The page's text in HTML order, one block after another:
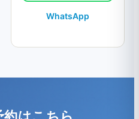
WhatsApp